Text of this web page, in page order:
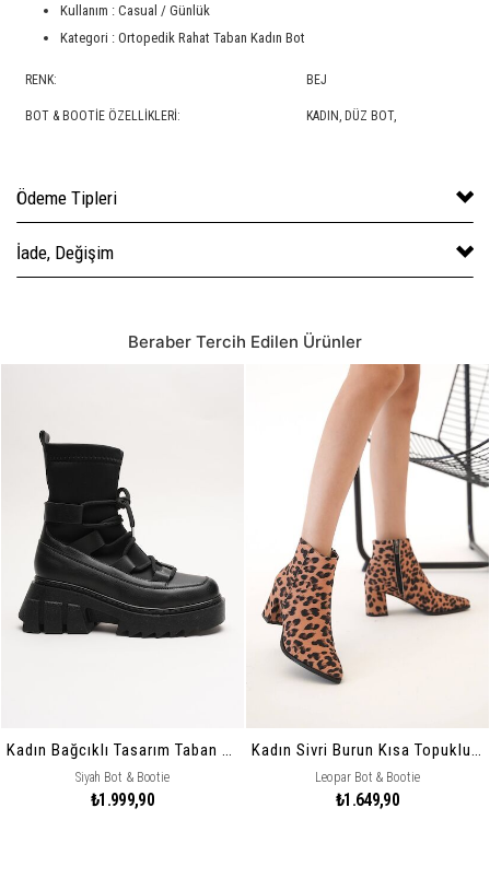
Kullanım : Casual / Günlük
Kategori : Ortopedik Rahat Taban Kadın Bot
RENK: BEJ
BOT & BOOTIE ÖZELLIKLERI: KADIN, DÜZ BOT,
Ödeme Tipleri
İade, Değişim
Beraber Tercih Edilen Ürünler
Siyah Bot & Bootie
₺1.999,90
Leopar Bot & Bootie
₺1.649,90